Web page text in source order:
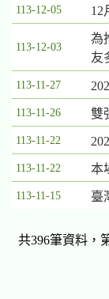
113-12-05 12
113-12-03
為
友
113-11-27
113-11-26 雙
113-11-22
113-11-22 本
113-11-15 臺
共396筆資料，